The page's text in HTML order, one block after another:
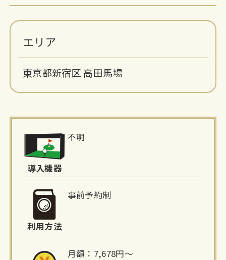
エリア
東京都新宿区 高田馬場
報
導入機器
不明
利用方法
事前予約制
月額：7,678円～